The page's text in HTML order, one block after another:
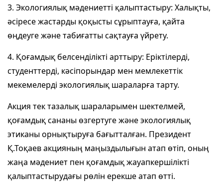
3. Экологиялық мәдениетті қалыптастыру: Халықты,
әсіресе жастарды қоқысты сұрыптауға, қайта
өңдеуге және табиғатты сақтауға үйрету.
4. Қоғамдық белсенділікті арттыру: Еріктілерді,
студенттерді, кәсіпорындар мен мемлекеттік
мекемелерді экологиялық шараларға тарту.
Акция тек тазалық шараларымен шектелмей,
қоғамдық сананы өзгертуге және экологиялық
этиканы орнықтыруға бағытталған. Президент
Қ.Тоқаев акцияның маңыздылығын атап өтіп, оның
жаңа мәдениет пен қоғамдық жауапкершілікті
қалыптастырудағы рөлін ерекше атап өтті.